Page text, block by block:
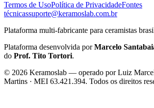
Termos de UsoPolítica de PrivacidadeFontes
técnicassuporte@keramoslab.com.br
Plataforma multi-fabricante para ceramistas
Plataforma desenvolvida porMarcelo
do Prof. Tito Tortori.
© 2026 Keramoslab — operado por Luiz
Martins · MEI 63.421.394. Todos os direitos